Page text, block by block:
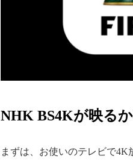
NHK BS4Kが映る
まずは、お使いのテレビで4K